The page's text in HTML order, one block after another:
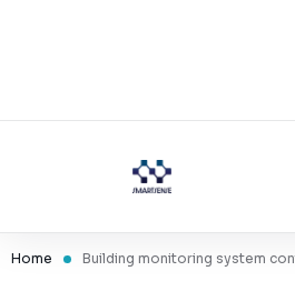
Service
Home Building monitoring system